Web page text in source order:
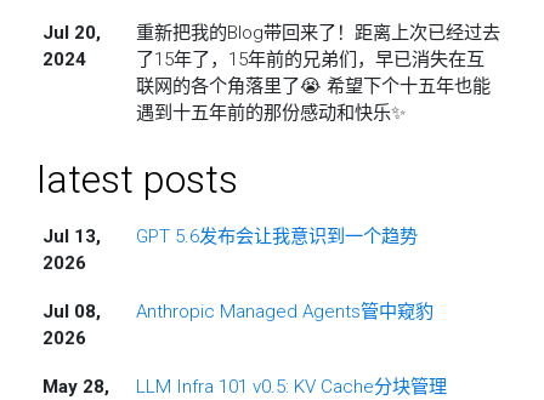
Jul 20,
2024
重新把我的Blog带回来了！距离上次已经过去
了15年了，15年前的兄弟们，早已消失在互
联网的各个角落里了😭 希望下个十五年也能
遇到十五年前的那份感动和快乐✨
latest posts
Jul 13,
2026
GPT 5.6发布会让我意识到一个趋势
Jul 08,
2026
Anthropic Managed Agents管中窥豹
May 28,
LLM Infra 101 v0.5: KV Cache分块管理